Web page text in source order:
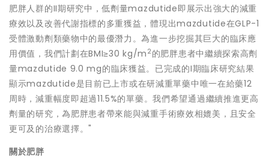
肥胖人群的II期研究中，低劑量mazdutide即展示出強大的減重
療效以及改善代謝指標的多重獲益，體現出mazdutide在GLP-1
受體激動劑類藥物中的最優潛力。為進一步挖掘其巨大的臨床應
用價值，我們計劃在BMI≥30 kg/m 2的肥胖患者中繼續探索高劑
量mazdutide 9.0 mg的臨床獲益。已完成的I期臨床研究結果
顯示mazdutide是目前已上市或在研減重單藥中唯一在給藥12
周時，減重幅度即超過11.5%的單藥。我們希望通過繼續推進更高
劑量的研究，為肥胖患者帶來能與減重手術療效相媲美，且安全
更可及的治療選擇。"
關於肥胖